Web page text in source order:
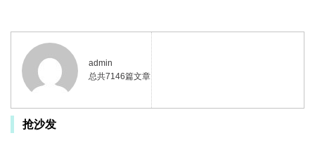
admin
总共7146篇文章
抢沙发